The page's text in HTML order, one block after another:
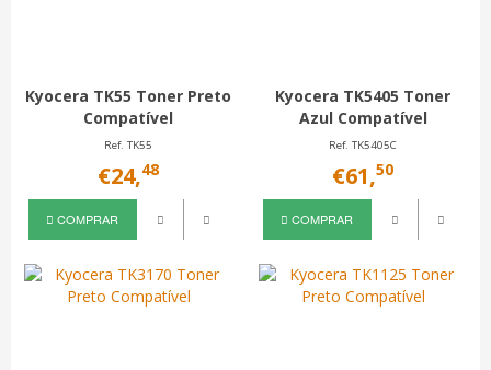
Kyocera TK55 Toner Preto
Compatível
Ref. TK55
€24,48
COMPRAR
Kyocera TK5405 Toner
Azul Compatível
Ref. TK5405C
€61,50
COMPRAR